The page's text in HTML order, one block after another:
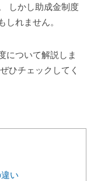
しかし助成金制度
しれません。
について解説しま
ひチェックしてく
い